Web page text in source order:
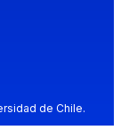
de Chile.